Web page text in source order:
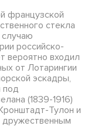
французской
стекла
случаю
российско-
вероятно входил
от Лотарингии
эскадры,
под
(1839-1916)
Тулон и